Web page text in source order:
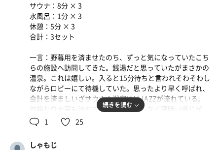
サウナ：8分 × 3
水風呂：1分 × 3
休憩：5分 × 3
合計：3セット
一言：野暮用を済ませたのち、ずっと気になっていたこち
らの施設へ訪問してきた。銭湯だと思っていたがまさかの
温泉。これは嬉しい。入ると15分待ちと言われそわそわし
ながらロビーにて待機していた。思ったより早く呼ばれ、
会計を済ましいざサウナ！浴室にはJAZZが流れている。
勿論サウナ室も流れており、テレビもなく薄暗い感じが
Good!時折送風され湿度もあって熱い。アチアチになった
身体を16℃の水風呂で冷やす訳だが、これが丁度いい。そ
の後は外気浴へ。露天風呂が併設されており、冬の外気浴
続きを読む
1 25
しゃもじ